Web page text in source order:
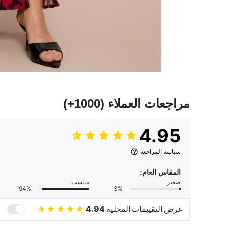
مراجعات العملاء (1000+)
4.95
سياسة المراجعة
المقاس العام:
صغير
3%
مناسب
94%
عرض التقييمات المحلية 4.94